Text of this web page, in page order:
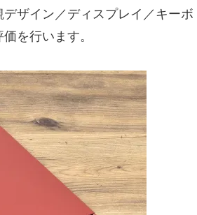
ザイン／ディスプレイ／キーボ
を行います。